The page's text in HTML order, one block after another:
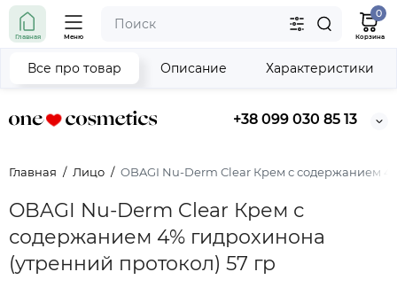
+38 099 030 85 13
Главная Меню
0
Корзина
Главная Лицо OBAGI Nu-Derm Clear Крем с содержанием
OBAGI Nu-Derm Clear Крем с
содержанием 4% гидрохинона
(утренний протокол) 57 гр
Все про товар Описание Характеристики